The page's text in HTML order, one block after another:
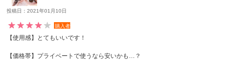
投稿日：2021年01月10日
購入者
【使用感】とてもいいです！
【価格帯】プライベートで使うなら安いかも…？